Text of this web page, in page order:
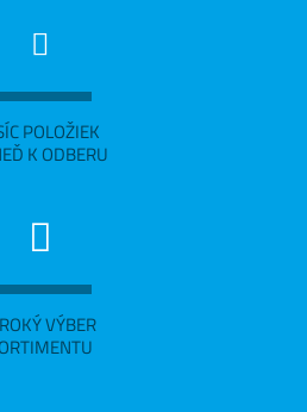
POLOŽIEK
K ODBERU
VÝBER